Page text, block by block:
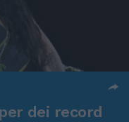
dei record